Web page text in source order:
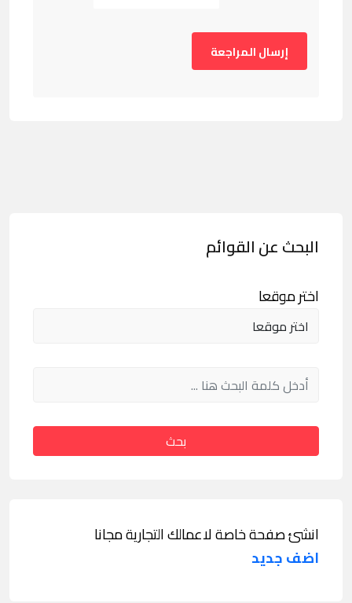
البحث عن القوائم
اختر موقعا
بحث
انشئ صفحة خاصة لاعمالك التجارية مجانا
اضف جديد